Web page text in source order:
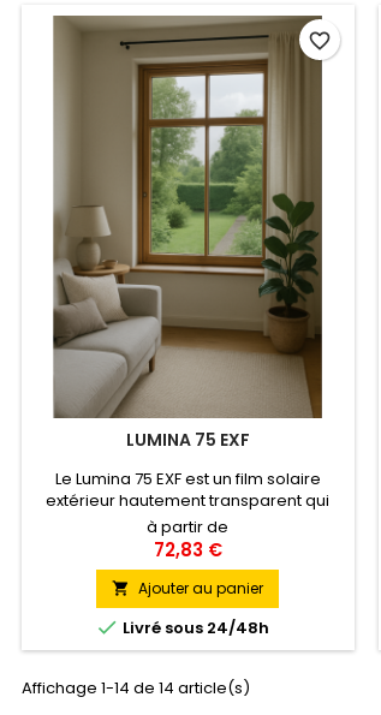
LUMINA 75 EXF
Le Lumina 75 EXF est un film solaire
extérieur hautement transparent qui
réduit efficacement la chaleur (TSER 57
%) tout en laissant passer 71 % de la
lumière naturelle, idéal pour préserver
la clarté des espaces vitrées sans
compromettre le confort. Fabriqué en
Europe, il offre une protection UV &gt;99
% et une finition discrète et neutre. Pose
à partir de
72,83 €
 Ajouter au panier
 Livré sous 24/48h
favorite_border
Affichage 1-14 de 14 article(s)